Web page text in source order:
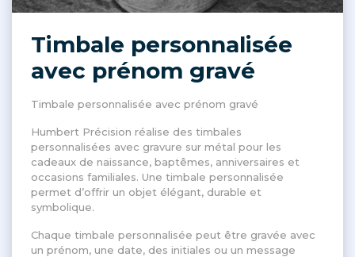
Timbale personnalisée
avec prénom gravé
Timbale personnalisée avec prénom gravé
Humbert Précision réalise des timbales
personnalisées avec gravure sur métal pour les
cadeaux de naissance, baptêmes, anniversaires et
occasions familiales. Une timbale personnalisée
permet d’offrir un objet élégant, durable et
symbolique.
Chaque timbale personnalisée peut être gravée avec
un prénom, une date, des initiales ou un message